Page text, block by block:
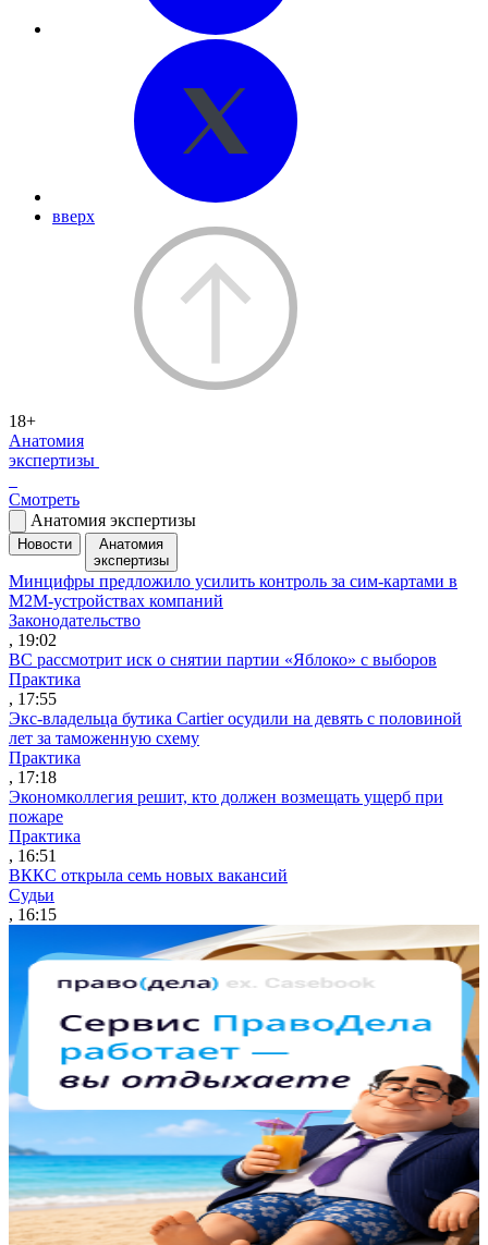
вверх
18+
Анатомия
экспертизы
Смотреть
Анатомия экспертизы
Новости
Анатомия
экспертизы
Минцифры предложило усилить контроль за сим-картами в
M2M-устройствах компаний
Законодательство
, 19:02
ВС рассмотрит иск о снятии партии «Яблоко» с выборов
Практика
, 17:55
Экс-владельца бутика Cartier осудили на девять с половиной
лет за таможенную схему
Практика
, 17:18
Экономколлегия решит, кто должен возмещать ущерб при
пожаре
Практика
, 16:51
ВККС открыла семь новых вакансий
Судьи
, 16:15